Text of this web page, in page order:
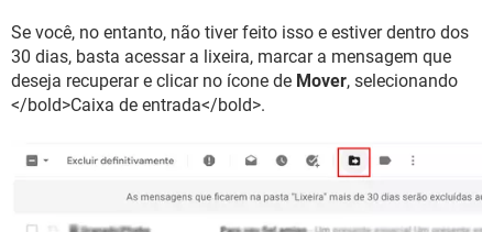
Se você, no entanto, não tiver feito isso e estiver dentro dos
30 dias, basta acessar a lixeira, marcar a mensagem que
deseja recuperar e clicar no ícone de Mover, selecionando
</bold>Caixa de entrada</bold>.